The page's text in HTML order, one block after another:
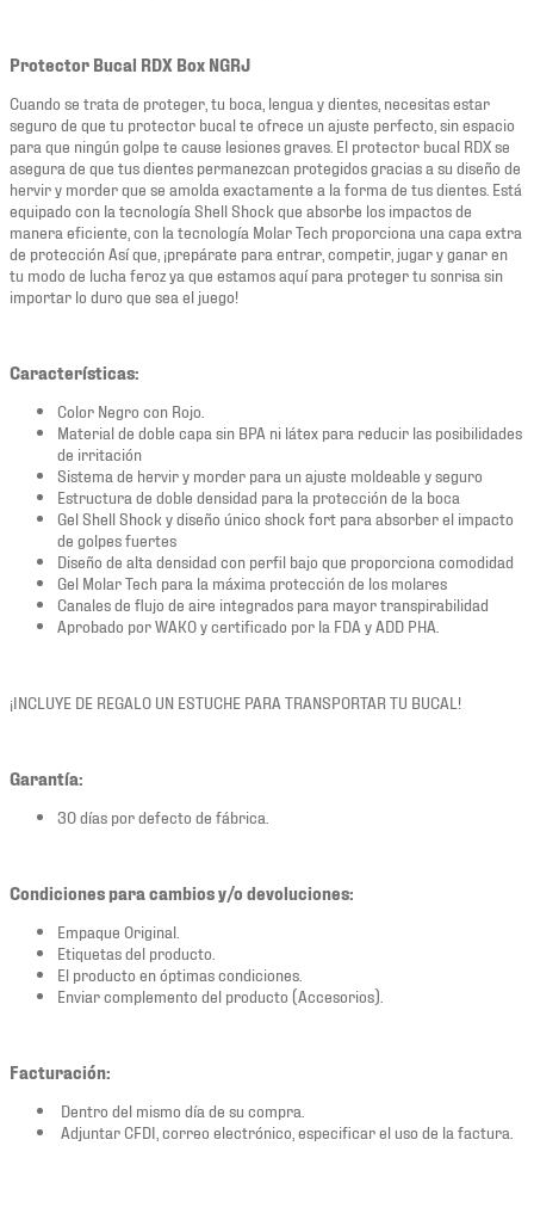
Protector Bucal RDX Box NGRJ
Cuando se trata de proteger, tu boca, lengua y dientes, necesitas estar
seguro de que tu protector bucal te ofrece un ajuste perfecto, sin espacio
para que ningún golpe te cause lesiones graves. El protector bucal RDX se
asegura de que tus dientes permanezcan protegidos gracias a su diseño de
hervir y morder que se amolda exactamente a la forma de tus dientes. Está
equipado con la tecnología Shell Shock que absorbe los impactos de
manera eficiente, con la tecnología Molar Tech proporciona una capa extra
de protección Así que, ¡prepárate para entrar, competir, jugar y ganar en
tu modo de lucha feroz ya que estamos aquí para proteger tu sonrisa sin
importar lo duro que sea el juego!
Características:
Color Negro con Rojo.
Material de doble capa sin BPA ni látex para reducir las posibilidades
de irritación
Sistema de hervir y morder para un ajuste moldeable y seguro
Estructura de doble densidad para la protección de la boca
Gel Shell Shock y diseño único shock fort para absorber el impacto
de golpes fuertes
Diseño de alta densidad con perfil bajo que proporciona comodidad
Gel Molar Tech para la máxima protección de los molares
Canales de flujo de aire integrados para mayor transpirabilidad
Aprobado por WAKO y certificado por la FDA y ADD PHA.
¡INCLUYE DE REGALO UN ESTUCHE PARA TRANSPORTAR TU BUCAL!
Garantía:
30 días por defecto de fábrica.
Condiciones para cambios y/o devoluciones:
Empaque Original.
Etiquetas del producto.
El producto en óptimas condiciones.
Enviar complemento del producto (Accesorios).
Facturación:
Dentro del mismo día de su compra.
Adjuntar CFDI, correo electrónico, especificar el uso de la factura.